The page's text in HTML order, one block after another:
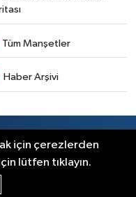
Tüm Manşetler
Haber Arşivi
için çerezlerden
lütfen tıklayın.